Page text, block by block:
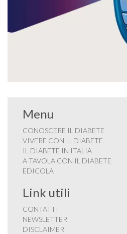
Menu
CONOSCERE IL DIABETE
VIVERE CON IL DIABETE
IL DIABETE IN ITALIA
A TAVOLA CON IL DIABETE
EDICOLA
Link utili
CONTATTI
NEWSLETTER
DISCLAIMER